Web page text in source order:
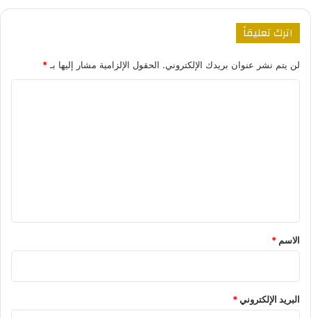
اترك تعليقاً
لن يتم نشر عنوان بريدك الإلكتروني. الحقول الإلزامية مشار إليها بـ*
*
الاسم *
البريد الإلكتروني*